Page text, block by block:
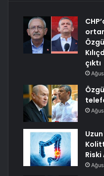
çıktı
Riski